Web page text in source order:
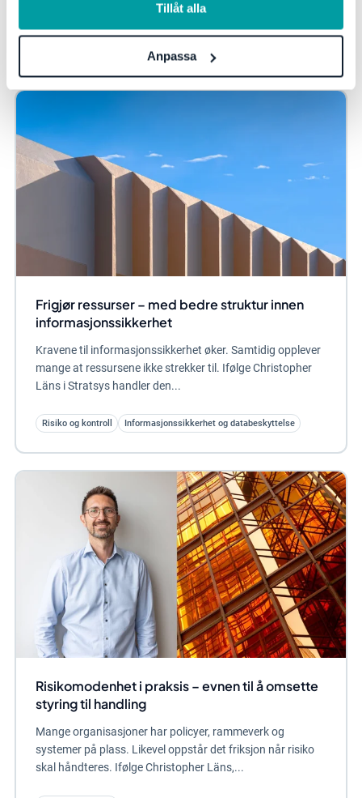
Tillåt alla
Anpassa
Les mer fra vår knowledge hub
Frigjør ressurser – med bedre struktur innen
informasjonssikkerhet
Kravene til informasjonssikkerhet øker. Samtidig opplever
mange at ressursene ikke strekker til. Ifølge Christopher
Läns i Stratsys handler den...
Risiko og kontroll Informasjonssikkerhet og databeskyttelse
Risikomodenhet i praksis – evnen til å omsette
styring til handling
Mange organisasjoner har policyer, rammeverk og
systemer på plass. Likevel oppstår det friksjon når risiko
skal håndteres. Ifølge Christopher Läns,...